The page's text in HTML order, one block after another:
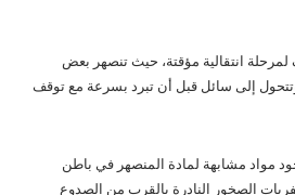
انتقالية مؤقتة، حيث تنصهر بعض
إلى سائل قبل أن تبرد بسرعة مع توقف
مواد مشابهة لمادة المنصهر في باطن
الصخور النادرة بالقرب من الصدوع